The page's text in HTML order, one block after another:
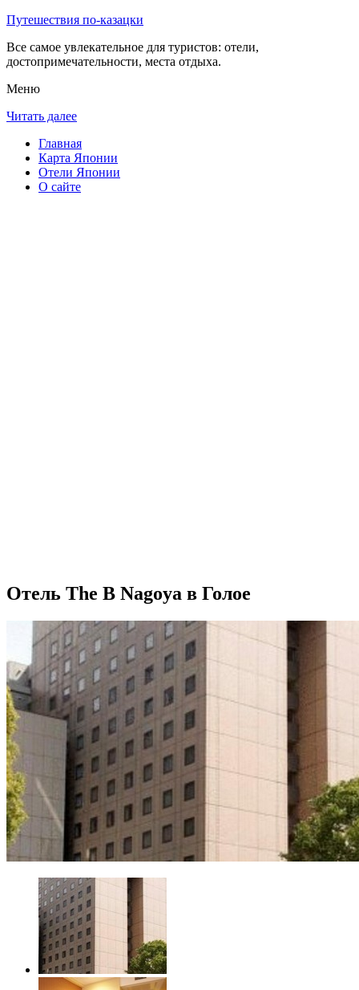
Путешествия по-казацки
Все самое увлекательное для туристов: отели,
достопримечательности, места отдыха.
Меню
Читать далее
Главная
Карта Японии
Отели Японии
О сайте
Отель The B Nagoya в Голое